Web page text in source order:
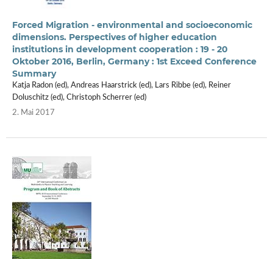
Forced Migration - environmental and socioeconomic
dimensions. Perspectives of higher education
institutions in development cooperation : 19 - 20
Oktober 2016, Berlin, Germany : 1st Exceed Conference
Summary
Katja Radon (ed), Andreas Haarstrick (ed), Lars Ribbe (ed), Reiner
Doluschitz (ed), Christoph Scherrer (ed)
2. Mai 2017